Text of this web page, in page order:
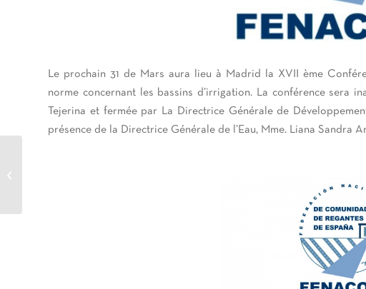
Le prochain 31 de Mars aura lieu à Madrid la XVII ème
norme concernant les bassins d’irrigation. La conférence sera
Tejerina et fermée par La Directrice Générale de
présence de la Directrice Générale de l’Eau, Mme. Liana Sandra